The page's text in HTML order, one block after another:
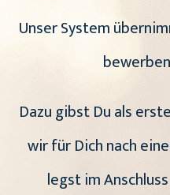
Unser System
Dazu gibst Du als
wir für Dich nach
legst im